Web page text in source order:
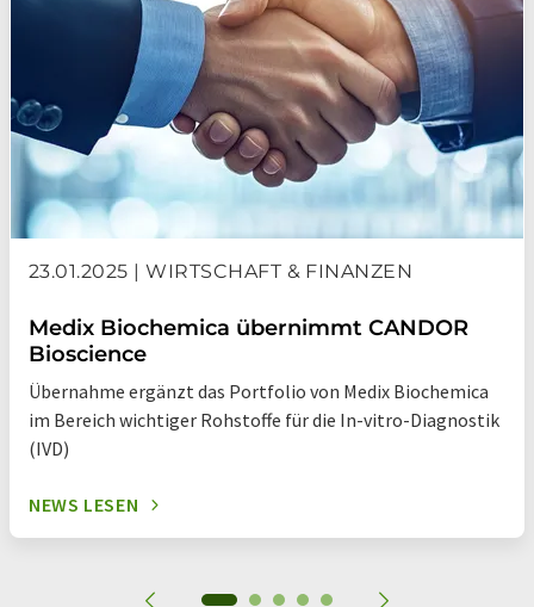
23.01.2025 | WIRTSCHAFT & FINANZEN
Medix Biochemica übernimmt CANDOR
Bioscience
Übernahme ergänzt das Portfolio von Medix Biochemica
im Bereich wichtiger Rohstoffe für die In-vitro-Diagnostik
(IVD)
NEWS LESEN